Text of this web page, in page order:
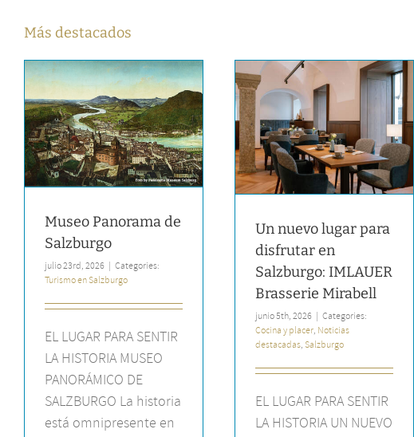
Más destacados
Museo Panorama de
Salzburgo
julio 23rd, 2026 | Categories:
Turismo en Salzburgo
EL LUGAR PARA SENTIR
LA HISTORIA MUSEO
PANORÁMICO DE
SALZBURGO La historia
está omnipresente en
Un nuevo lugar para
disfrutar en Salzburgo:
IMLAUER Brasserie Mirabell
Cocina y placer Noticias destacadas
Salzburgo
Un nuevo lugar para
disfrutar en
Salzburgo: IMLAUER
Brasserie Mirabell
junio 5th, 2026 | Categories:
Cocina y placer, Noticias
destacadas, Salzburgo
EL LUGAR PARA SENTIR
LA HISTORIA UN NUEVO
Ambiente moderno en
IMLAUER & Bräu Hotels
Salzburgo
Noticias destacadas Salzburgo